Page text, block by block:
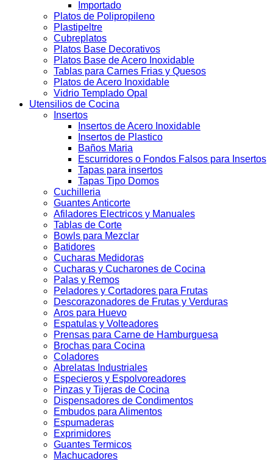
Importado
Platos de Polipropileno
Plastipeltre
Cubreplatos
Platos Base Decorativos
Platos Base de Acero Inoxidable
Tablas para Carnes Frias y Quesos
Platos de Acero Inoxidable
Vidrio Templado Opal
Utensilios de Cocina
Insertos
Insertos de Acero Inoxidable
Insertos de Plastico
Baños Maria
Escurridores o Fondos Falsos para Insertos
Tapas para insertos
Tapas Tipo Domos
Cuchilleria
Guantes Anticorte
Afiladores Electricos y Manuales
Tablas de Corte
Bowls para Mezclar
Batidores
Cucharas Medidoras
Cucharas y Cucharones de Cocina
Palas y Remos
Peladores y Cortadores para Frutas
Descorazonadores de Frutas y Verduras
Aros para Huevo
Espatulas y Volteadores
Prensas para Carne de Hamburguesa
Brochas para Cocina
Coladores
Abrelatas Industriales
Especieros y Espolvoreadores
Pinzas y Tijeras de Cocina
Dispensadores de Condimentos
Embudos para Alimentos
Espumaderas
Exprimidores
Guantes Termicos
Machucadores